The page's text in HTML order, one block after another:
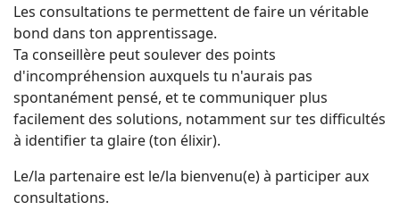
Les consultations te permettent de faire un véritable
bond dans ton apprentissage.
Ta conseillère peut soulever des points
d'incompréhension auxquels tu n'aurais pas
spontanément pensé, et te communiquer plus
facilement des solutions, notamment sur tes difficultés
à identifier ta glaire (ton élixir).
Le/la partenaire est le/la bienvenu(e) à participer aux
consultations.